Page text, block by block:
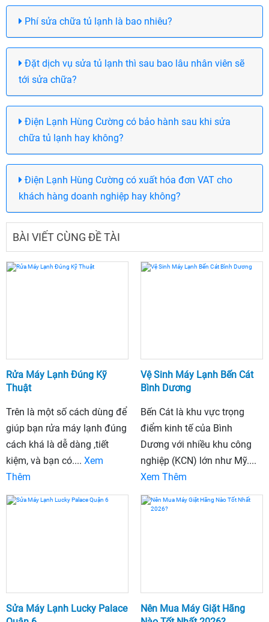
Phí sửa chữa tủ lạnh là bao nhiêu?
Đặt dịch vụ sửa tủ lạnh thì sau bao lâu nhân viên sẽ
tới sửa chữa?
Điện Lạnh Hùng Cường có bảo hành sau khi sửa
chữa tủ lạnh hay không?
Điện Lạnh Hùng Cường có xuất hóa đơn VAT cho
khách hàng doanh nghiệp hay không?
BÀI VIẾT CÙNG ĐỀ TÀI
Rửa Máy Lạnh Đúng Kỹ
Thuật
Trên là một số cách dùng để
giúp bạn rửa máy lạnh đúng
cách khá là dễ dàng ,tiết
kiệm, và bạn có.... Xem
Thêm
Vệ Sinh Máy Lạnh Bến Cát
Bình Dương
Bến Cát là khu vực trọng
điểm kinh tế của Bình
Dương với nhiều khu công
nghiệp (KCN) lớn như Mỹ....
Xem Thêm
Sửa Máy Lạnh Lucky Palace
Nên Mua Máy Giặt Hãng